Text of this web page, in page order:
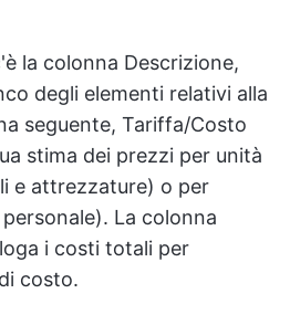
la colonna Descrizione,
degli elementi relativi alla
seguente, Tariffa/Costo
stima dei prezzi per unità
e attrezzature) o per
La colonna
i costi totali per
costo.